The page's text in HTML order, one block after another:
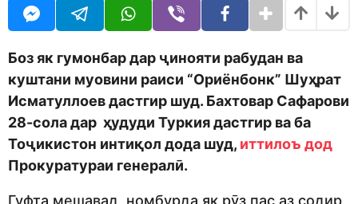
d
o
g
o
Боз як гумонбар дар ҷинояти рабудан ва
куштани муовини раиси “Ориёнбонк” Шуҳрат
Исматуллоев дастгир шуд. Бахтовар Сафарови
28-сола дар ҳудуди Туркия дастгир ва ба
Тоҷикистон интиқол дода шуд, иттилоъ дод
Прокуратураи генералӣ.
Гуфта мешавад, номбурда як рӯз пас аз содир